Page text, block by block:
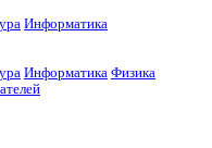
Информатика
Информатика Физика